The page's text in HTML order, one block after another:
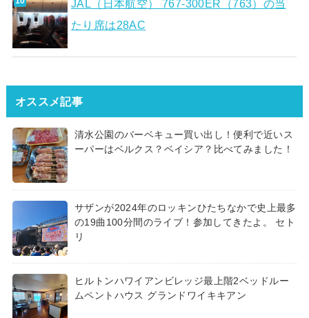
JAL（日本航空） 767-300ER（763）の当
たり席は28AC
オススメ記事
清水公園のバーベキュー買い出し！便利で近いス
ーパーはベルクス？ベイシア？比べてみました！
サザンが2024年のロッキンひたちなかで史上最多
の19曲100分間のライブ！参加してきたよ。 セト
リ
ヒルトンハワイアンビレッジ最上階2ベッドルー
ムペントハウス グランドワイキキアン